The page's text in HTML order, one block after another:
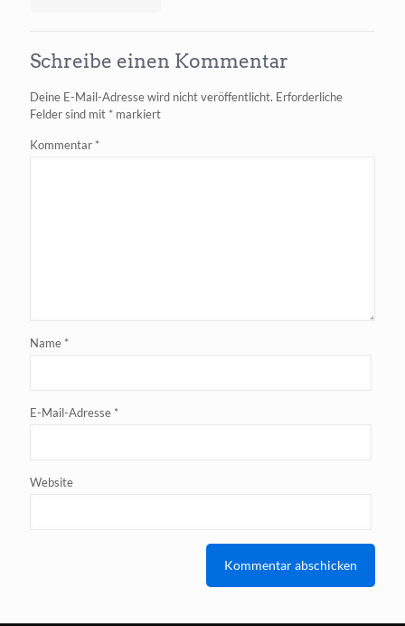
Google
gratis
verfügbar
Schreibe einen Kommentar
Deine E-Mail-Adresse wird nicht veröffentlicht. Erforderliche
Felder sind mit * markiert
Kommentar *
Name *
E-Mail-Adresse *
Website